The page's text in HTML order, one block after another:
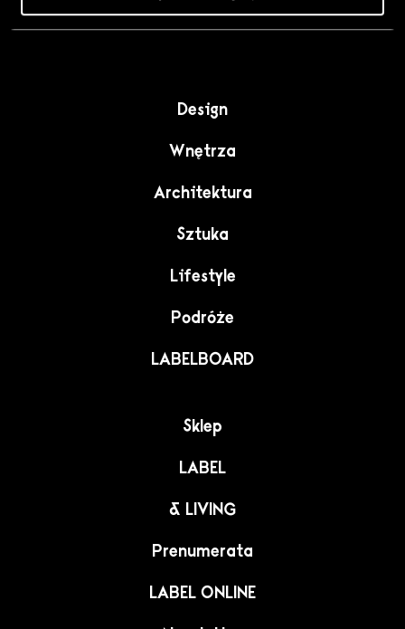
charakteru”.
Design
Wnętrza
Architektura
Sztuka
Lifestyle
Podróże
LABELBOARD
Sklep
LABEL
& LIVING
Prenumerata
LABEL ONLINE